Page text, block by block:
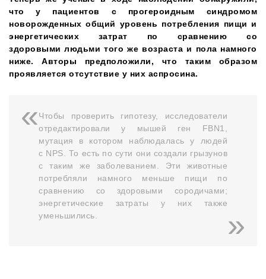
что у пациентов с прогероидным синдромом
новорожденных общий уровень потребления пищи и
энергетических затрат по сравнению со
здоровыми людьми того же возраста и пола намного
ниже. Авторы предположили, что таким образом
проявляется отсутствие у них аспросина.
Чтобы проверить гипотезу, исследователи
отредактировали у мышей ген FBN1,
мутация в котором наблюдалась у людей
с NPS. То есть по сути они создали грызунов
с таким же заболеванием. Эти животные
потребляли намного меньше пищи по
сравнению со здоровыми сородичами;
энергетические затраты у них также
уменьшились.